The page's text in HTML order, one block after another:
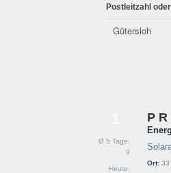
Postleitzahl
Ø 5 Tage:
9
Heute:
P R
Ort: